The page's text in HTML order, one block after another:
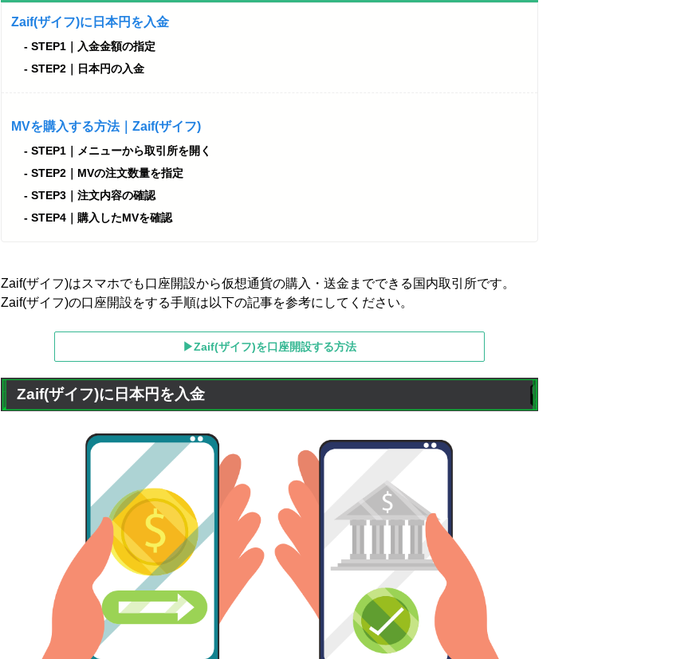
Zaif(ザイフ)に日本円を入金
STEP1｜入金金額の指定
STEP2｜日本円の入金
MVを購入する方法｜Zaif(ザイフ)
STEP1｜メニューから取引所を開く
STEP2｜MVの注文数量を指定
STEP3｜注文内容の確認
STEP4｜購入したMVを確認
Zaif(ザイフ)はスマホでも口座開設から仮想通貨の購入・送金までできる国内取引所です。
Zaif(ザイフ)の口座開設をする手順は以下の記事を参考にしてください。
▶Zaif(ザイフ)を口座開設する方法
Zaif(ザイフ)に日本円を入金